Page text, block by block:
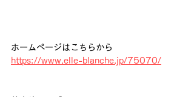
ホームページはこちらから
https://www.elle-blanche.jp/75070/